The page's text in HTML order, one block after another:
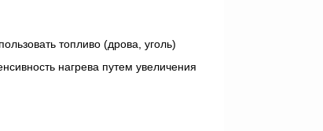
топливо (дрова, уголь)
нагрева путем увеличения